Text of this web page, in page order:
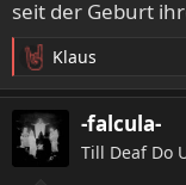
seit der Geburt
R
e
a
k
t
Klaus
-falcula-
Till Deaf Do